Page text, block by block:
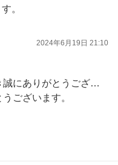
。
2024年6月19日 21:10
この度は車検をご用命いただき誠にありがとうございます。
ございます。
思います。
たします。